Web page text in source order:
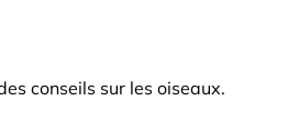
conseils sur les oiseaux.